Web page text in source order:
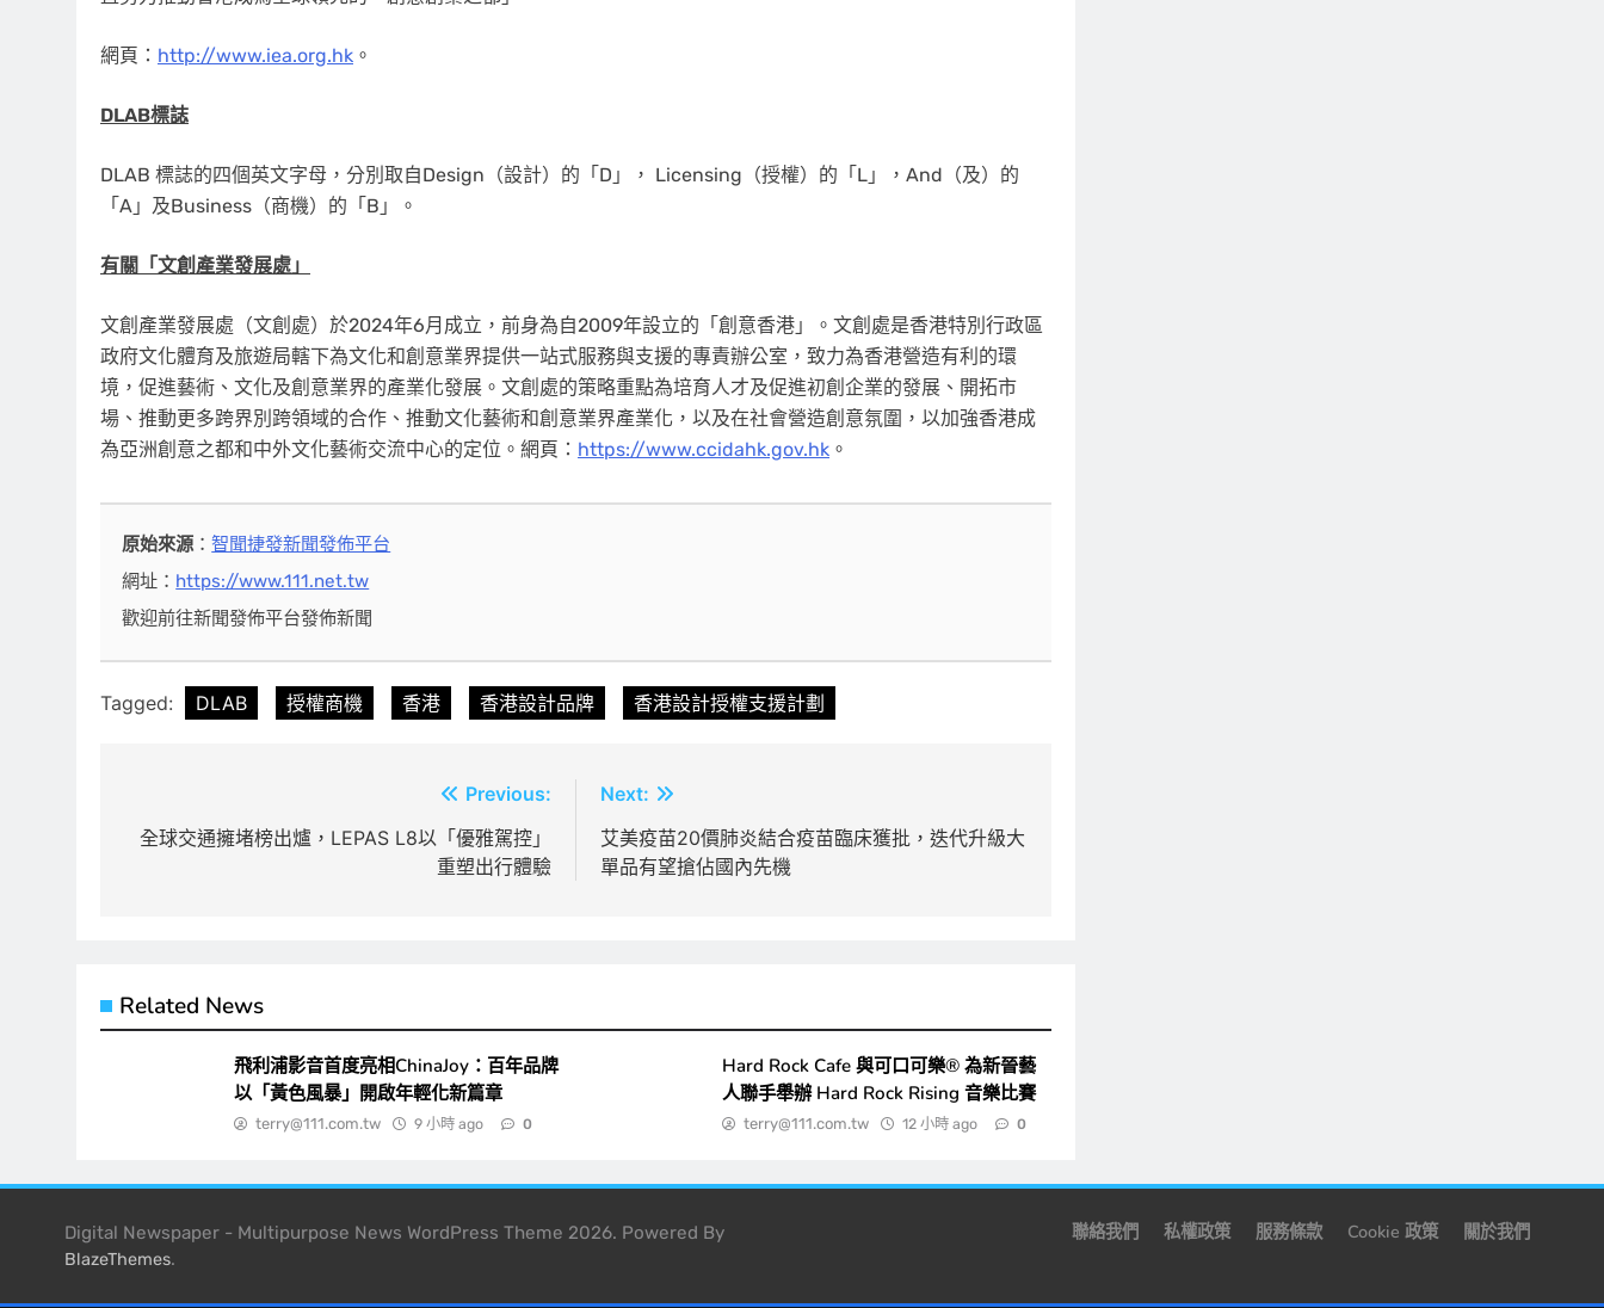
網頁： http://www.iea.org.hk 。
DLAB標誌
DLAB 標誌的四個英文字母，分別取自Design（設計）的「D」， Licensing（授權）的「L」，And（及）的
「A」及Business（商機）的「B」。
有關「文創產業發展處」
文創產業發展處（文創處）於2024年6月成立，前身為自2009年設立的「創意香港」。文創處是香港特別行政區
政府文化體育及旅遊局轄下為文化和創意業界提供一站式服務與支援的專責辦公室，致力為香港營造有利的環
境，促進藝術、文化及創意業界的產業化發展。文創處的策略重點為培育人才及促進初創企業的發展、開拓市
場、推動更多跨界別跨領域的合作、推動文化藝術和創意業界產業化，以及在社會營造創意氛圍，以加強香港成
為亞洲創意之都和中外文化藝術交流中心的定位。網頁： https://www.ccidahk.gov.hk 。
原始來源 ：智聞捷發新聞發佈平台
網址： https://www.111.net.tw
歡迎前往新聞發佈平台發佈新聞
Tagged: DLAB 授權商機 香港 香港設計品牌 香港設計授權支援計劃
章
Previous:
全球交通擁堵榜出爐，LEPAS L8以「優雅駕控」
重塑出行體驗
Next:
艾美疫苗20價肺炎結合疫苗臨床獲批，迭代升級大
單品有望搶佔國內先機
Related News
飛利浦影音首度亮相ChinaJoy：百年品牌
以「黃色風暴」開啟年輕化新篇章
terry@111.com.tw 9 小時 ago 0
Hard Rock Cafe 與可口可樂® 為新晉藝
人聯手舉辦 Hard Rock Rising 音樂比賽
terry@111.com.tw 12 小時 ago 0
Digital Newspaper - Multipurpose News WordPress Theme 2026. Powered By
BlazeThemes.
聯絡我們 私權政策 服務條款 Cookie 政策 關於我們